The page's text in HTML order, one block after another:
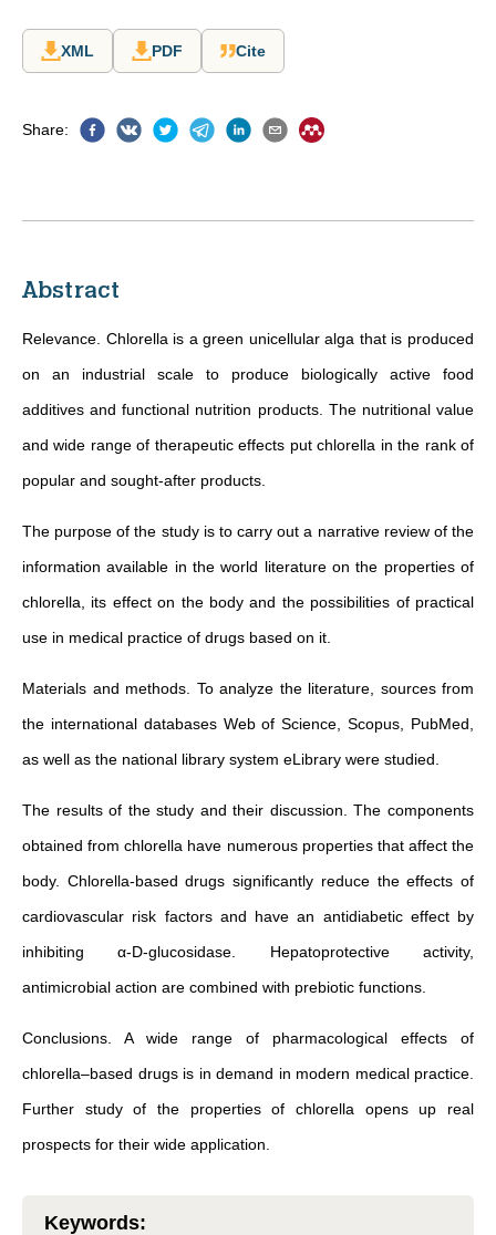
XML PDF Cite
Share:
Abstract
Relevance. Chlorella is a green unicellular alga that is produced
on an industrial scale to produce biologically active food
additives and functional nutrition products. The nutritional value
and wide range of therapeutic effects put chlorella in the rank of
popular and sought-after products.
The purpose of the study is to carry out a narrative review of the
information available in the world literature on the properties of
chlorella, its effect on the body and the possibilities of practical
use in medical practice of drugs based on it.
Materials and methods. To analyze the literature, sources from
the international databases Web of Science, Scopus, PubMed,
as well as the national library system eLibrary were studied.
The results of the study and their discussion. The components
obtained from chlorella have numerous properties that affect the
body. Chlorella-based drugs significantly reduce the effects of
cardiovascular risk factors and have an antidiabetic effect by
inhibiting α-D-glucosidase. Hepatoprotective activity,
antimicrobial action are combined with prebiotic functions.
Conclusions. A wide range of pharmacological effects of
chlorella–based drugs is in demand in modern medical practice.
Further study of the properties of chlorella opens up real
prospects for their wide application.
Keywords: